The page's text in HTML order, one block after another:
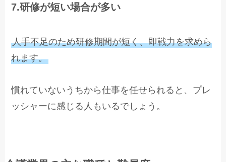
7.研修が短い場合が多い
人手不足のため研修期間が短く、即戦力を求めら
れます。
慣れていないうちから仕事を任せられると、プレ
ッシャーに感じる人もいるでしょう。